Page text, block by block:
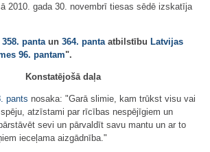
2010. gada 30. novembrī tiesas sēdē izskatīja
358. pantaun 364. pantaatbilstību Latvijas
96. pantam".
Konstatējošā daļa
pants nosaka: "Garā slimie, kam trūkst visu vai
atzīstami par rīcības nespējīgiem un
sevi un pārvaldīt savu mantu un ar to
ieceļama aizgādnība."